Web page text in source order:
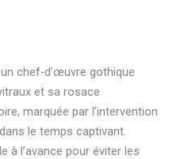
chef-d’œuvre gothique
et sa rosace
marquée par l’intervention
le temps captivant.
à l’avance pour éviter les